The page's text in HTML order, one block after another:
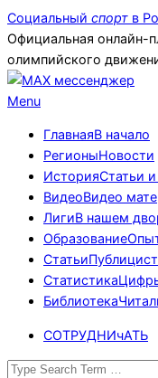
Skip
to
content
Социальный спорт в
Официальная онлайн-
олимпийского
Primary
Menu
Menu
ГлавнаяВ начало
РегионыНовости
ИсторияСтатьи
ВидеоВидео
ЛигиВ нашем
Образование
Статьи
Статистика
Библиотека
СОТРУДНИчАТЬ
Search